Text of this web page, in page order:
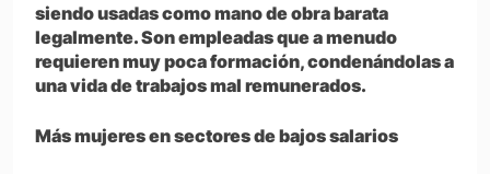
siendo usadas como mano de obra barata
legalmente. Son empleadas que a menudo
requieren muy poca formación, condenándolas a
una vida de trabajos mal remunerados.
Más mujeres en sectores de bajos salarios